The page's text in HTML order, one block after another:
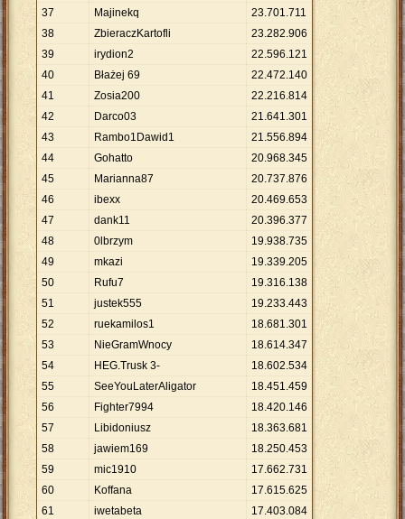
37
Majinekq 23.701.711
38
ZbieraczKartofli 23.282.906
39
irydion2 22.596.121
40
Błażej 69 22.472.140
41
Zosia200 22.216.814
42
Darco03 21.641.301
43
Rambo1Dawid1 21.556.894
44
Gohatto 20.968.345
45
Marianna87 20.737.876
46
ibexx 20.469.653
47
dank11 20.396.377
48
0lbrzym 19.938.735
49
mkazi 19.339.205
50
Rufu7 19.316.138
51
justek555 19.233.443
52
ruekamilos1 18.681.301
53
NieGramWnocy 18.614.347
54
HEG.Trusk 3- 18.602.534
55
SeeYouLaterAligator 18.451.459
56
Fighter7994 18.420.146
57
Libidoniusz 18.363.681
58
jawiem169 18.250.453
59
mic1910 17.662.731
60
Koffana 17.615.625
61
iwetabeta 17.403.084